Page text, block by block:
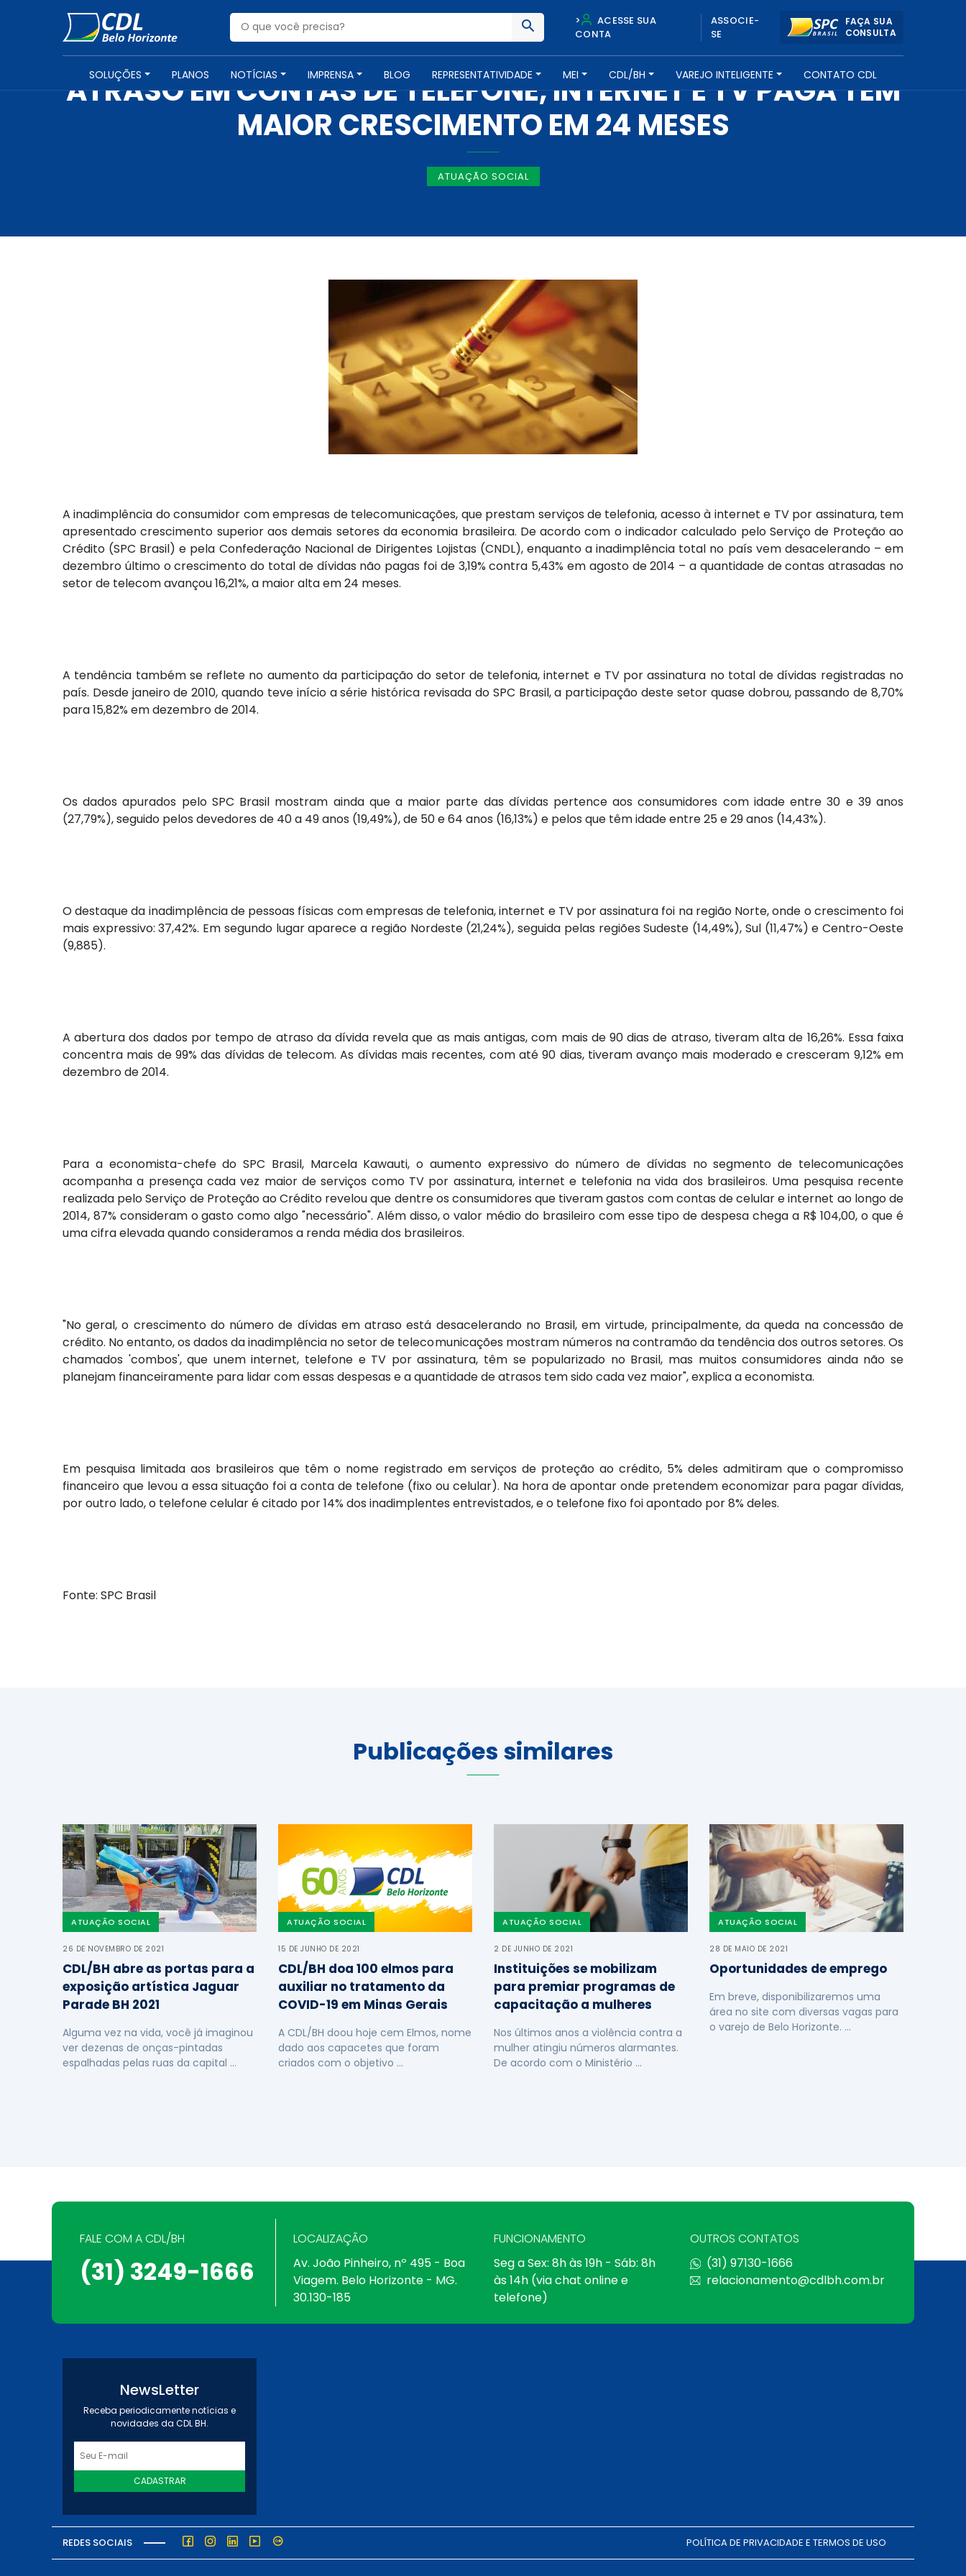
>
ACESSE SUA
CONTA
ASSOCIE-
SE
FAÇA SUA
CONSULTA
SOLUÇÕES PLANOS NOTÍCIAS IMPRENSA BLOG REPRESENTATIVIDADE MEI CDL/BH VAREJO INTELIGENTE CONTATO CDL
NOTÍCIAS -4 DE FEVEREIRO DE 2015
ATRASO EM CONTAS DE TELEFONE, INTERNET E TV PAGA TEM
MAIOR CRESCIMENTO EM 24 MESES
ATUAÇÃO SOCIAL
A inadimplência do consumidor com empresas de telecomunicações, que prestam serviços de telefonia, acesso à internet e TV por assinatura, tem
apresentado crescimento superior aos demais setores da economia brasileira. De acordo com o indicador calculado pelo Serviço de Proteção ao
Crédito (SPC Brasil) e pela Confederação Nacional de Dirigentes Lojistas (CNDL), enquanto a inadimplência total no país vem desacelerando – em
dezembro último o crescimento do total de dívidas não pagas foi de 3,19% contra 5,43% em agosto de 2014 – a quantidade de contas atrasadas no
setor de telecom avançou 16,21%, a maior alta em 24 meses.
A tendência também se reflete no aumento da participação do setor de telefonia, internet e TV por assinatura no total de dívidas registradas no
país. Desde janeiro de 2010, quando teve início a série histórica revisada do SPC Brasil, a participação deste setor quase dobrou, passando de 8,70%
para 15,82% em dezembro de 2014.
Os dados apurados pelo SPC Brasil mostram ainda que a maior parte das dívidas pertence aos consumidores com idade entre 30 e 39 anos
(27,79%), seguido pelos devedores de 40 a 49 anos (19,49%), de 50 e 64 anos (16,13%) e pelos que têm idade entre 25 e 29 anos (14,43%).
O destaque da inadimplência de pessoas físicas com empresas de telefonia, internet e TV por assinatura foi na região Norte, onde o crescimento foi
mais expressivo: 37,42%. Em segundo lugar aparece a região Nordeste (21,24%), seguida pelas regiões Sudeste (14,49%), Sul (11,47%) e Centro-Oeste
(9,885).
A abertura dos dados por tempo de atraso da dívida revela que as mais antigas, com mais de 90 dias de atraso, tiveram alta de 16,26%. Essa faixa
concentra mais de 99% das dívidas de telecom. As dívidas mais recentes, com até 90 dias, tiveram avanço mais moderado e cresceram 9,12% em
dezembro de 2014.
Para a economista-chefe do SPC Brasil, Marcela Kawauti, o aumento expressivo do número de dívidas no segmento de telecomunicações
acompanha a presença cada vez maior de serviços como TV por assinatura, internet e telefonia na vida dos brasileiros. Uma pesquisa recente
realizada pelo Serviço de Proteção ao Crédito revelou que dentre os consumidores que tiveram gastos com contas de celular e internet ao longo de
2014, 87% consideram o gasto como algo "necessário". Além disso, o valor médio do brasileiro com esse tipo de despesa chega a R$ 104,00, o que é
uma cifra elevada quando consideramos a renda média dos brasileiros.
"No geral, o crescimento do número de dívidas em atraso está desacelerando no Brasil, em virtude, principalmente, da queda na concessão de
crédito. No entanto, os dados da inadimplência no setor de telecomunicações mostram números na contramão da tendência dos outros setores. Os
chamados 'combos', que unem internet, telefone e TV por assinatura, têm se popularizado no Brasil, mas muitos consumidores ainda não se
planejam financeiramente para lidar com essas despesas e a quantidade de atrasos tem sido cada vez maior", explica a economista.
Em pesquisa limitada aos brasileiros que têm o nome registrado em serviços de proteção ao crédito, 5% deles admitiram que o compromisso
financeiro que levou a essa situação foi a conta de telefone (fixo ou celular). Na hora de apontar onde pretendem economizar para pagar dívidas,
por outro lado, o telefone celular é citado por 14% dos inadimplentes entrevistados, e o telefone fixo foi apontado por 8% deles.
Fonte: SPC Brasil
Publicações similares
ATUAÇÃO SOCIAL
26 DE NOVEMBRO DE 2021
CDL/BH abre as portas para a
exposição artística Jaguar
Parade BH 2021
Alguma vez na vida, você já imaginou
ver dezenas de onças-pintadas
espalhadas pelas ruas da capital …
ATUAÇÃO SOCIAL
15 DE JUNHO DE 2021
CDL/BH doa 100 elmos para
auxiliar no tratamento da
COVID-19 em Minas Gerais
A CDL/BH doou hoje cem Elmos, nome
dado aos capacetes que foram
criados com o objetivo …
ATUAÇÃO SOCIAL
2 DE JUNHO DE 2021
Instituições se mobilizam
para premiar programas de
capacitação a mulheres
Nos últimos anos a violência contra a
mulher atingiu números alarmantes.
De acordo com o Ministério …
ATUAÇÃO SOCIAL
28 DE MAIO DE 2021
Oportunidades de emprego
Em breve, disponibilizaremos uma
área no site com diversas vagas para
o varejo de Belo Horizonte. …
FALE COM A CDL/BH
(31) 3249-1666
LOCALIZAÇÃO
Av. João Pinheiro, nº 495 - Boa
Viagem. Belo Horizonte - MG.
30.130-185
FUNCIONAMENTO
Seg a Sex: 8h às 19h - Sáb: 8h
às 14h (via chat online e
telefone)
OUTROS CONTATOS
(31) 97130-1666
relacionamento@cdlbh.com.br
NewsLetter
Receba periodicamente notícias e
novidades da CDL BH.
CADASTRAR
REDES SOCIAIS POLÍTICA DE PRIVACIDADE E TERMOS DE USO